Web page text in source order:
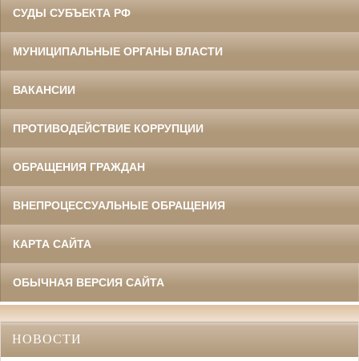
СУДЫ СУБЪЕКТА РФ
МУНИЦИПАЛЬНЫЕ ОРГАНЫ ВЛАСТИ
ВАКАНСИИ
ПРОТИВОДЕЙСТВИЕ КОРРУПЦИИ
ОБРАЩЕНИЯ ГРАЖДАН
ВНЕПРОЦЕССУАЛЬНЫЕ ОБРАЩЕНИЯ
КАРТА САЙТА
ОБЫЧНАЯ ВЕРСИЯ САЙТА
НОВОСТИ